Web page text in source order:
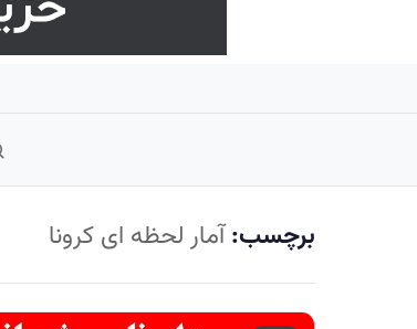
برچسب:آمار لحظه ای کرونا